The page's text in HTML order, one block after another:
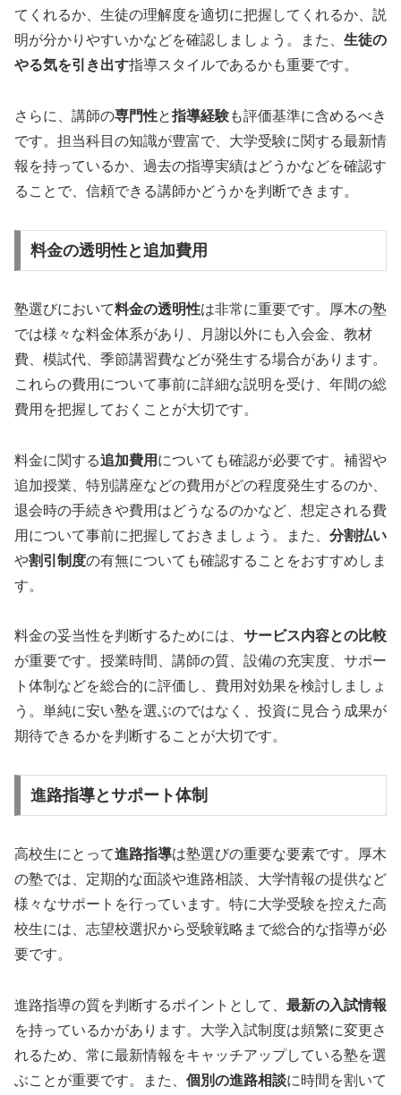
てくれるか、生徒の理解度を適切に把握してくれるか、説
明が分かりやすいかなどを確認しましょう。また、 生徒の
やる気を引き出す指導スタイルであるかも重要です。
さらに、講師の専門性と指導経験も評価基準に含めるべき
です。担当科目の知識が豊富で、大学受験に関する最新情
報を持っているか、過去の指導実績はどうかなどを確認す
ることで、信頼できる講師かどうかを判断できます。
料金の透明性と追加費用
塾選びにおいて料金の透明性は非常に重要です。厚木の塾
では様々な料金体系があり、月謝以外にも入会金、教材
費、模試代、季節講習費などが発生する場合があります。
これらの費用について事前に詳細な説明を受け、年間の総
費用を把握しておくことが大切です。
料金に関する追加費用 についても確認が必要です。補習や
追加授業、特別講座などの費用がどの程度発生するのか、
退会時の手続きや費用はどうなるのかなど、想定される費
用について事前に把握しておきましょう。また、 分割払い
や割引制度の有無についても確認することをおすすめしま
す。
料金の妥当性を判断するためには、 サービス内容との比較
が重要です。授業時間、講師の質、設備の充実度、サポー
ト体制などを総合的に評価し、費用対効果を検討しましょ
う。単純に安い塾を選ぶのではなく、投資に見合う成果が
期待できるかを判断することが大切です。
進路指導とサポート体制
高校生にとって進路指導は塾選びの重要な要素です。厚木
の塾では、定期的な面談や進路相談、大学情報の提供など
様々なサポートを行っています。特に大学受験を控えた高
校生には、志望校選択から受験戦略まで総合的な指導が必
要です。
進路指導の質を判断するポイントとして、 最新の入試情報
を持っているかがあります。大学入試制度は頻繁に変更さ
れるため、常に最新情報をキャッチアップしている塾を選
ぶことが重要です。また、 個別の進路相談に時間を割いて